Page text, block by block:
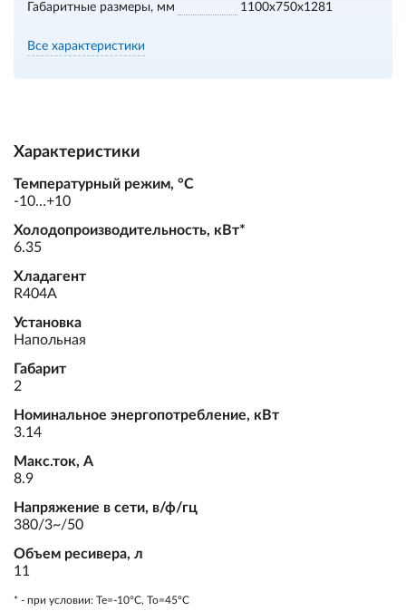
Габаритные размеры, мм
1100х750х1281
Все характеристики
Характеристики
Температурный режим, °С
-10…+10
Холодопроизводительность, кВт*
6.35
Хладагент
R404A
Установка
Напольная
Габарит
2
Номинальное энергопотребление, кВт
3.14
Макс.ток, А
8.9
Напряжение в сети, в/ф/гц
380/3~/50
Объем ресивера, л
11
* - при условии: Te=-10ºC, To=45ºC